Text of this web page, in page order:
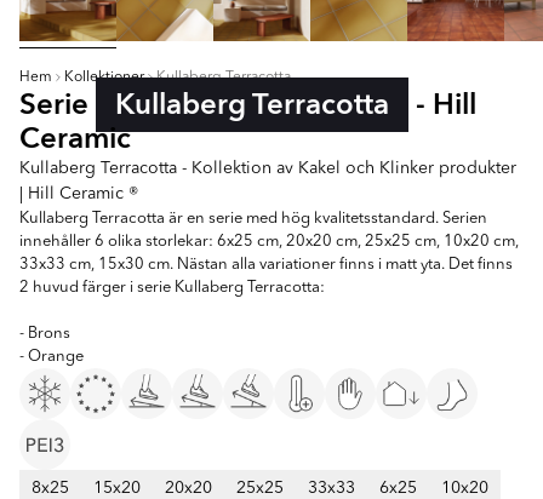
Hem Kollektioner Kullaberg Terracotta
Serie Kullaberg Terracotta
- Hill
Ceramic
Kullaberg Terracotta - Kollektion av Kakel och Klinker produkter
| Hill Ceramic ®
Kullaberg Terracotta är en serie med hög kvalitetsstandard. Serien
innehåller 6 olika storlekar: 6x25 cm, 20x20 cm, 25x25 cm, 10x20 cm,
33x33 cm, 15x30 cm. Nästan alla variationer finns i matt yta. Det finns
2 huvud färger i serie Kullaberg Terracotta:
- Brons
- Orange
8x25 15x20 20x20 25x25 33x33 6x25 10x20